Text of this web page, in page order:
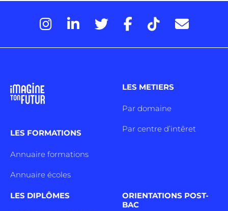
LES FORMATIONS
Annuaire formations
Annuaire écoles
LES METIERS
Par domaine
Par centre d’intêret
LES DIPLÔMES
ORIENTATIONS POST-
BAC